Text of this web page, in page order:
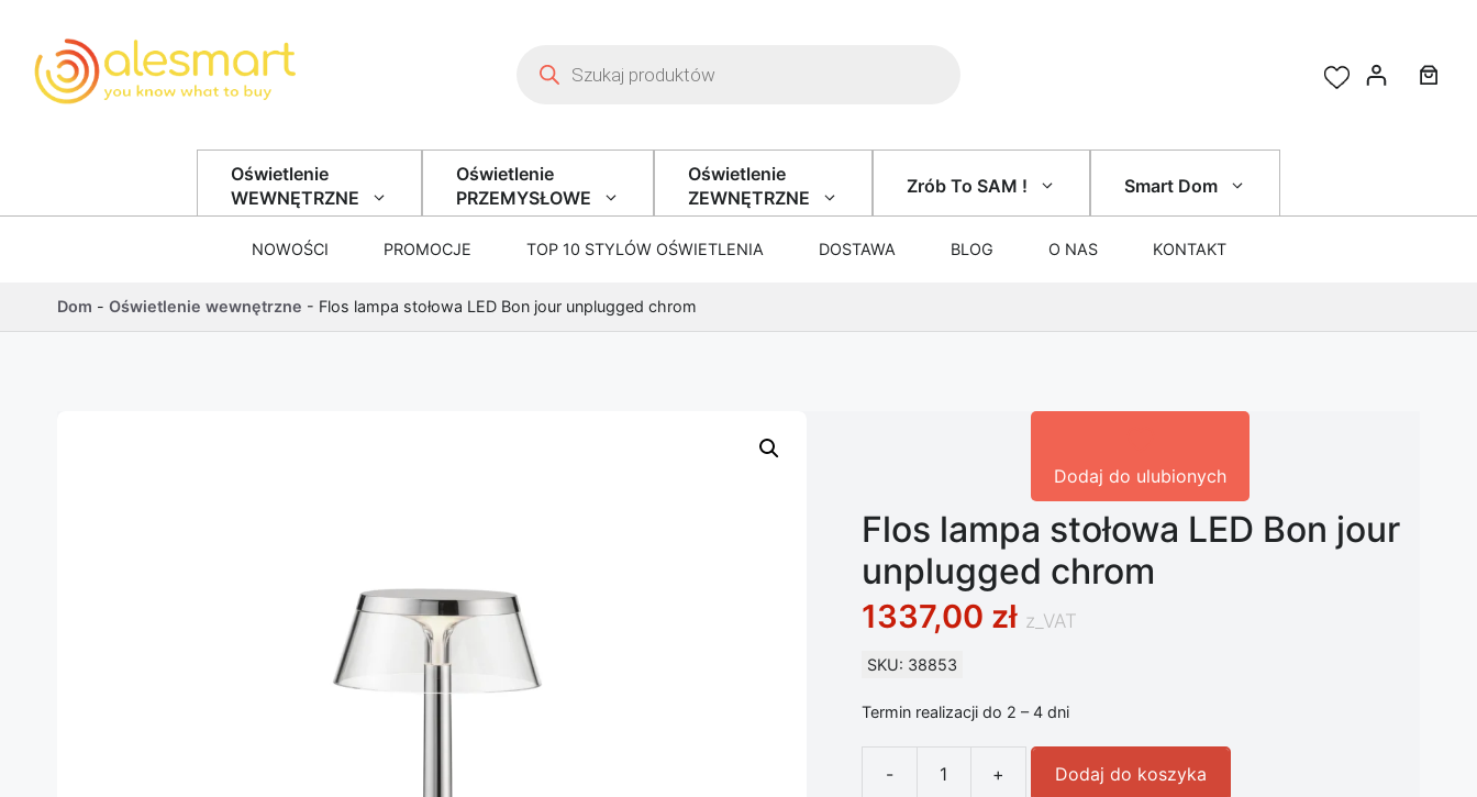
Oświetlenie
WEWNĘTRZNE
Oświetlenie
PRZEMYSŁOWE
Oświetlenie
ZEWNĘTRZNE
Zrób To SAM ! Smart Dom
NOWOŚCI PROMOCJE TOP 10 STYLÓW OŚWIETLENIA DOSTAWA BLOG O NAS KONTAKT
Dom - Oświetlenie wewnętrzne - Flos lampa stołowa LED Bon jour unplugged chrom
Dodaj do ulubionych
Flos lampa stołowa LED Bon jour
unplugged chrom
1337,00 zł z_VAT
SKU: 38853
Termin realizacji do 2 – 4 dni
-
ilość Flos lampa stołowa LED Bon jour unplugged chrom
+ Dodaj do koszyka